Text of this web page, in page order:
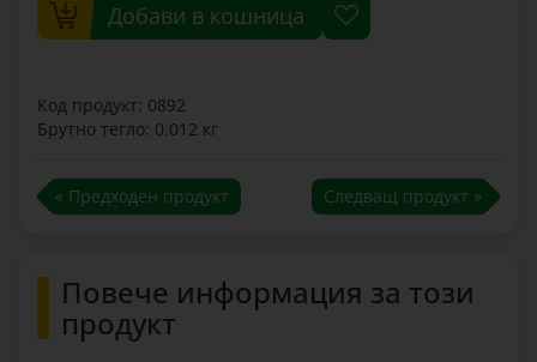
Добави в кошница
Код продукт: 0892
Брутно тегло: 0.012 кг
« Предходен продукт Следващ продукт »
Повече информация за този
продукт